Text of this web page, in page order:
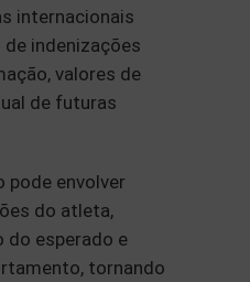
internacionais
indenizações
valores de
de futuras
pode envolver
do atleta,
do esperado e
tornando